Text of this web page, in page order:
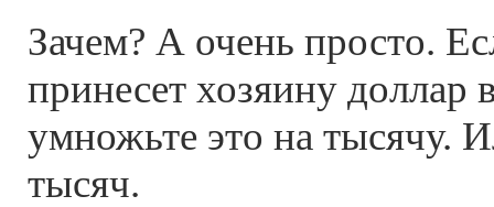
Зачем? А очень просто.
принесет хозяину доллар
умножьте это на тысячу.
тысяч.